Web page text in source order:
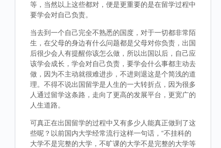
等，当然以上这些都对，便是更重要的是在留学过程中
要学会对自己负责。
当去到一个自己完全不熟悉的国度，对于一切都非常陌
生，在父母的身边有什么问题都是父母对你负责，出国
后很少会人有提醒你该怎么做，所以出国以后，自己应
该学会成长，学会对自己负责，要学会什么事都主动去
做，因为不主动就很难进步，不进则退这是个简浅的道
理。不得不说出国留学是人生的一大转折点，因为很多
人通过留学这条路，走向了更高的发展平台，更宽广的
人生道路。
可真正在出国留学的过程中又有多少人能真正做到了这
些呢？以前国内大学经常流行这样一句话，“不挂科的
大学不是完整的大学，不旷课的大学不是完整的大学等